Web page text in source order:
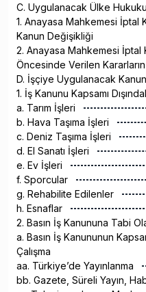
C. Uygulanacak Ülke
1. Anayasa Mahkemesi İptal
Kanun Değişikliği
2. Anayasa Mahkemesi İptal
Öncesinde Verilen
D. İşçiye Uygulanacak
1. İş Kanunu Kapsamı
a. Tarım İşleri
b. Hava Taşıma İşleri
c. Deniz Taşıma İşleri
d. El Sanatı İşleri
e. Ev İşleri
f. Sporcular
g. Rehabilite Edilenler
h. Esnaflar
2. Basın İş Kanununa Tabi
a. Basın İş Kanununun
Çalışma
aa. Türkiye’de Yayınlanma
bb. Gazete, Süreli Yayın,